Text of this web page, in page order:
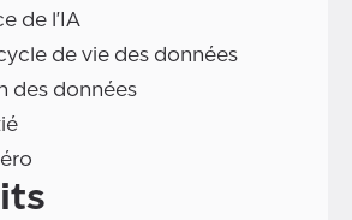
de l'IA
de vie des données
des données